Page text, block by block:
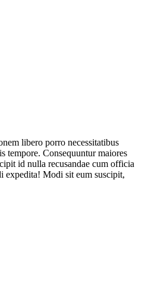
libero porro necessitatibus
tempore. Consequuntur maiores
id nulla recusandae cum officia
expedita! Modi sit eum suscipit,